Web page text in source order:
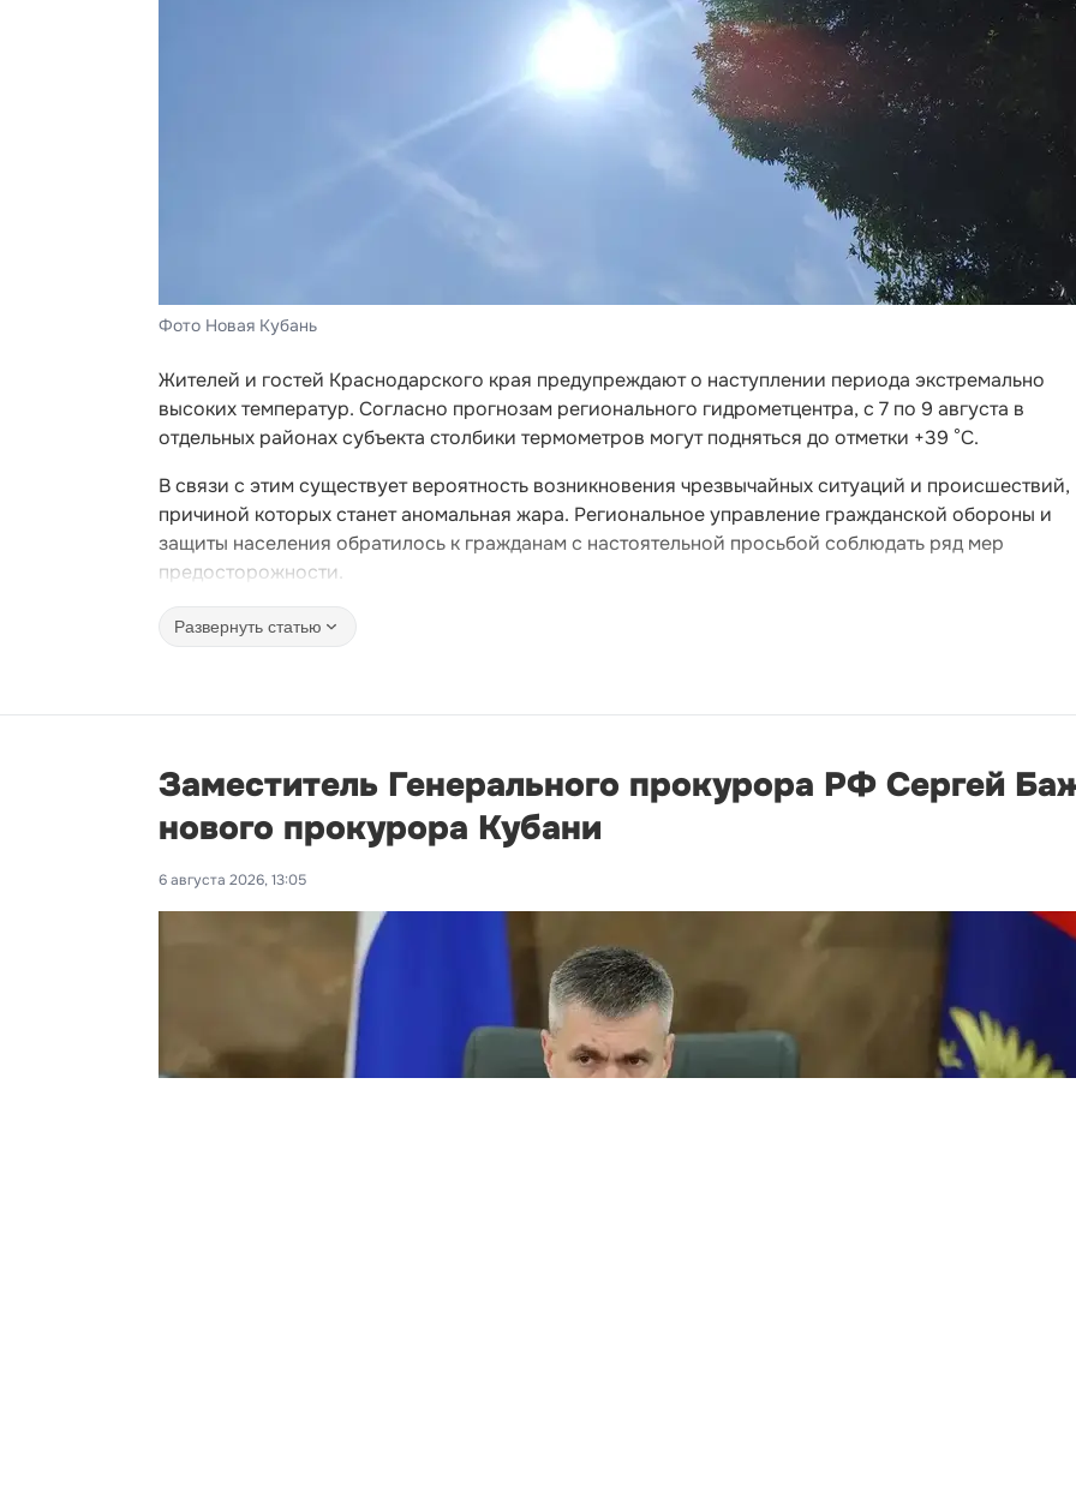
Фото Новая Кубань
Жителей и гостей Краснодарского края предупреждают о наступлении периода экстремально
высоких температур. Согласно прогнозам регионального гидрометцентра, с 7 по 9 августа в
отдельных районах субъекта столбики термометров могут подняться до отметки +39 °C.
В связи с этим существует вероятность возникновения чрезвычайных ситуаций и происшествий,
причиной которых станет аномальная жара. Региональное управление гражданской обороны и
защиты населения обратилось к гражданам с настоятельной просьбой соблюдать ряд мер
предосторожности.
Развернуть статью
Заместитель Генерального прокурора РФ Сергей
нового прокурора Кубани
6 августа 2026, 13:05